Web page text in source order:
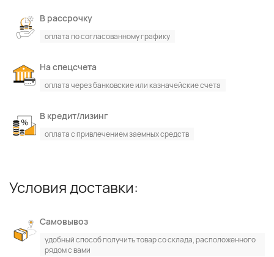
В рассрочку
оплата по согласованному графику
На спецсчета
оплата через банковские или казначейские счета
В кредит/лизинг
оплата с привлечением заемных средств
Условия доставки:
Самовывоз
удобный способ получить товар со склада, расположенного
рядом с вами